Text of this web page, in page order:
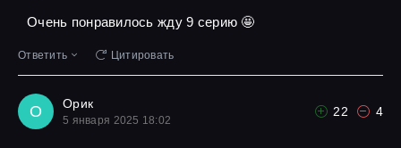
Очень понравилось жду 9 серию 🤩
Ответить Цитировать
О Орик
5 января 2025 18:02
22 4